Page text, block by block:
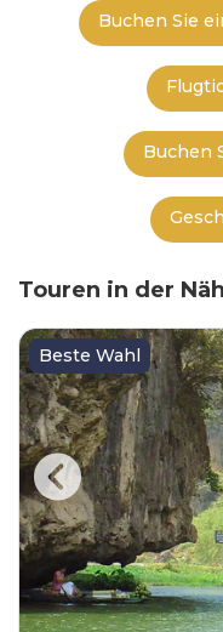
Buchen Sie
Buchen
Touren in der
Beste Wahl